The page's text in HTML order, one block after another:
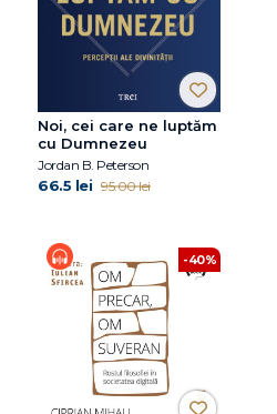
Noi, cei care ne luptăm
cu Dumnezeu
Jordan B. Peterson
66.5 lei 95.00 lei
-40%